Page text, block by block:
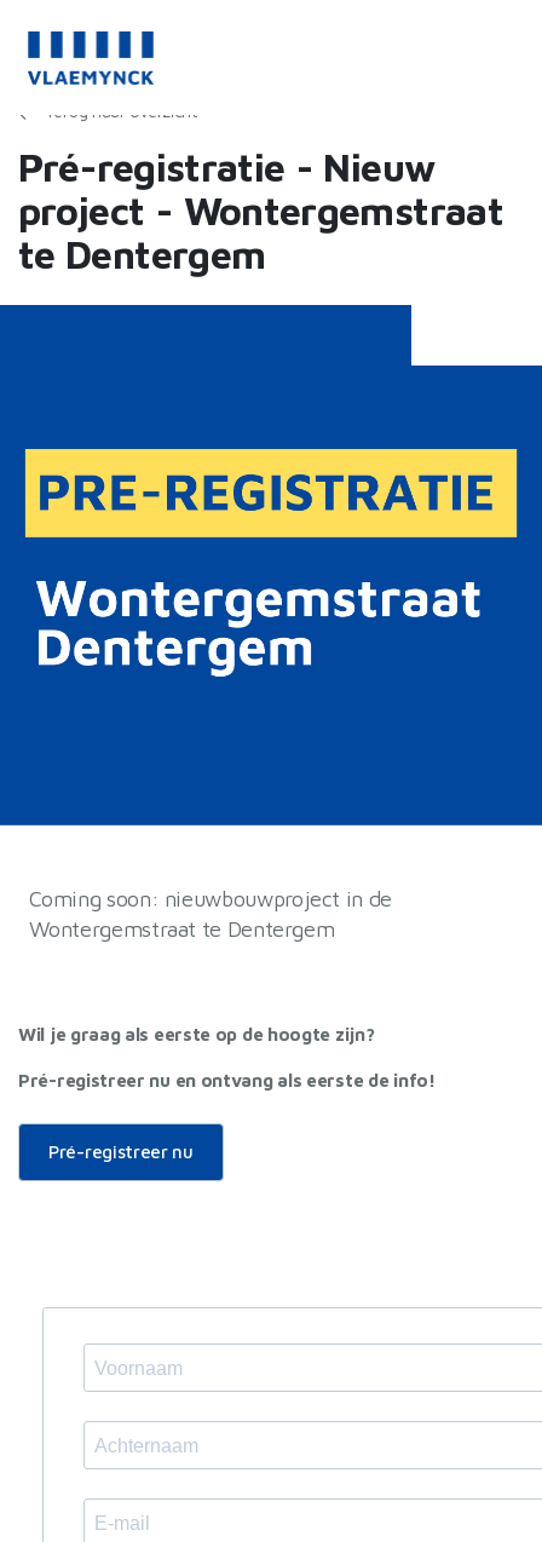
Terug naar overzicht
Pré-registratie - Nieuw
project - Wontergemstraat
te Dentergem
Coming soon: nieuwbouwproject in de
Wontergemstraat te Dentergem
Wil je graag als eerste op de hoogte zijn?
Pré-registreer nu en ontvang als eerste de info!
Pré-registreer nu